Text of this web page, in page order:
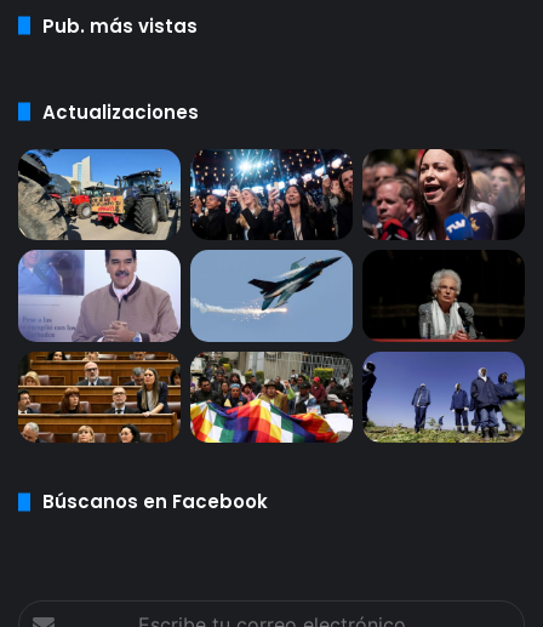
Pub. más vistas
Actualizaciones
Búscanos en Facebook
Escribe